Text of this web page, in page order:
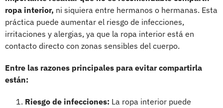
ropa interior, ni siquiera entre hermanos o hermanas. Esta
práctica puede aumentar el riesgo de infecciones,
irritaciones y alergias, ya que la ropa interior está en
contacto directo con zonas sensibles del cuerpo.
Entre las razones principales para evitar compartirla
están:
Riesgo de infecciones: La ropa interior puede